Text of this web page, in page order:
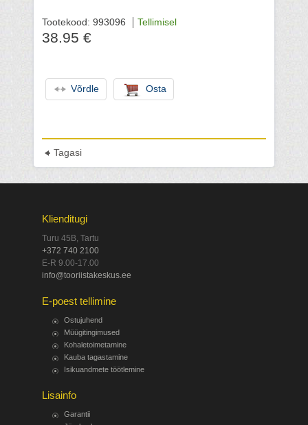
Tootekood: 993096 Tellimisel
38.95 €
Võrdle Osta
Tagasi
Klienditugi
Turu 45B, Tartu
+372 740 2100
E-R 9.00-17.00
info@tooriistakeskus.ee
E-poest tellimine
Ostujuhend
Müügitingimused
Kohaletoimetamine
Kauba tagastamine
Isikuandmete töötlemine
Lisainfo
Garantii